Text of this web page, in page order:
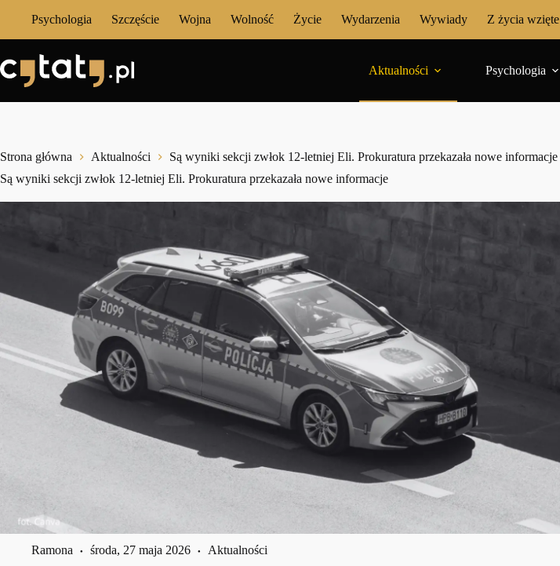
Psychologia Szczęście Wojna Wolność Życie Wydarzenia Wywiady Z życia wzięte
Aktualności Psychologia
Strona główna Aktualności
Są wyniki sekcji zwłok 12-letniej Eli. Prokuratura przekazała nowe informacje
Są wyniki sekcji zwłok 12-letniej Eli. Prokuratura przekazała nowe informacje
Ramona środa, 27 maja 2026 Aktualności